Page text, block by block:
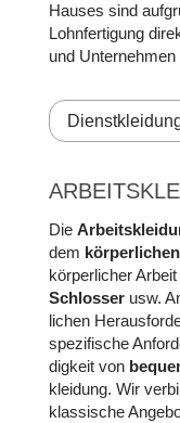
Hauses sind
Lohn­ferti­gung
und
Die
dem
körper­licher
Schlosserusw.
lichen
spezifische
dig­keit von
kleidung. Wir
klas­sische